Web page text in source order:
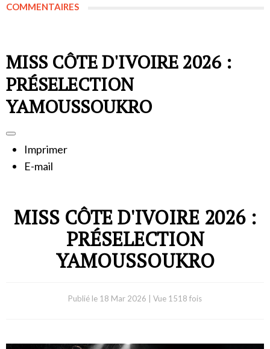
COMMENTAIRES
MISS CÔTE D'IVOIRE 2026 :
PRÉSELECTION
YAMOUSSOUKRO
Imprimer
E-mail
MISS CÔTE D'IVOIRE 2026 :
PRÉSELECTION
YAMOUSSOUKRO
Publié le 18 Mar 2026 Vue 1518 fois